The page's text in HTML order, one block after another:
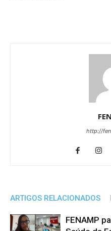
http://
ARTIGOS RELACIONADOS
FENAMP